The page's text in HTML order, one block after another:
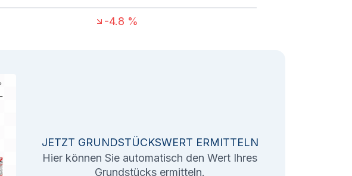
-4.8 %
JETZT GRUNDSTÜCKSWERT ERMITTELN
Hier können Sie automatisch den Wert Ihres
Grundstücks ermitteln.